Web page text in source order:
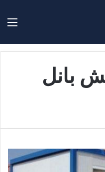
بحث
بانل